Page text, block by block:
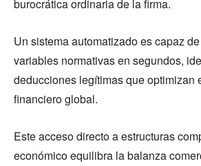
burocrática ordinaria de la firma.
Un sistema automatizado es capaz
variables normativas en segundos,
deducciones legítimas que optimizan
financiero global.
Este acceso directo a estructuras
económico equilibra la balanza